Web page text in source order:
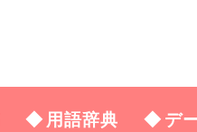
用語辞典 デ